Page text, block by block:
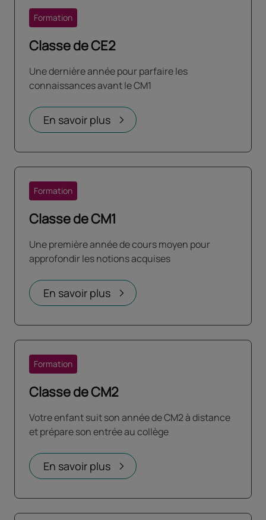
Classe de CE2
Formation
Une dernière année pour parfaire les
connaissances avant le CM1
En savoir plus
Classe de CM1
Formation
Une première année de cours moyen pour
approfondir les notions acquises
En savoir plus
Classe de CM2
Formation
Votre enfant suit son année de CM2 à distance
et prépare son entrée au collège
En savoir plus